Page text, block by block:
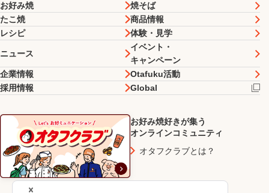
お好み焼
焼そば
たこ焼
商品情報
レシピ
体験・見学
ニュース
イベント・
キャンペーン
企業情報
Otafuku活動
採用情報
Global
お好み焼好きが集う
オンラインコミュニティ
オタフクラブとは？